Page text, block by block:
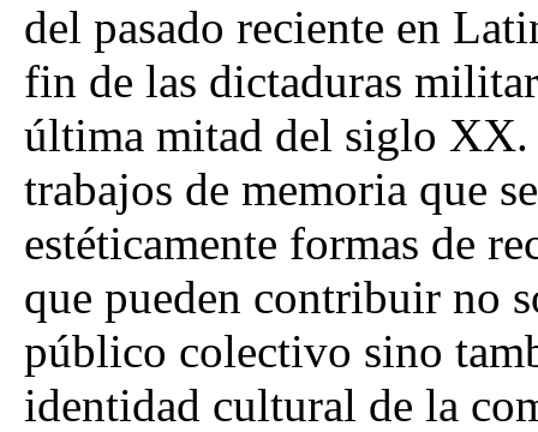
del pasado reciente en
fin de las dictaduras
última mitad del siglo XX.
trabajos de memoria que
estéticamente formas de
que pueden contribuir no
público colectivo sino
identidad cultural de la